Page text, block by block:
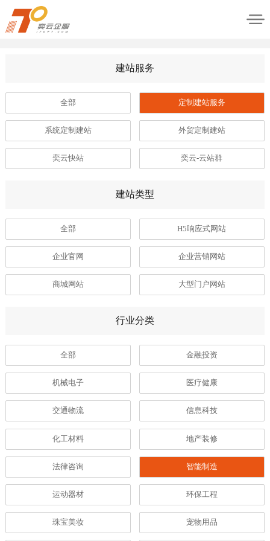
建站服务
全部 定制建站服务
系统定制建站 外贸定制建站
奕云快站 奕云-云站群
建站类型
全部 H5响应式网站
企业官网 企业营销网站
商城网站 大型门户网站
行业分类
全部 金融投资
机械电子 医疗健康
交通物流 信息科技
化工材料 地产装修
法律咨询 智能制造
运动器材 环保工程
珠宝美妆 宠物用品